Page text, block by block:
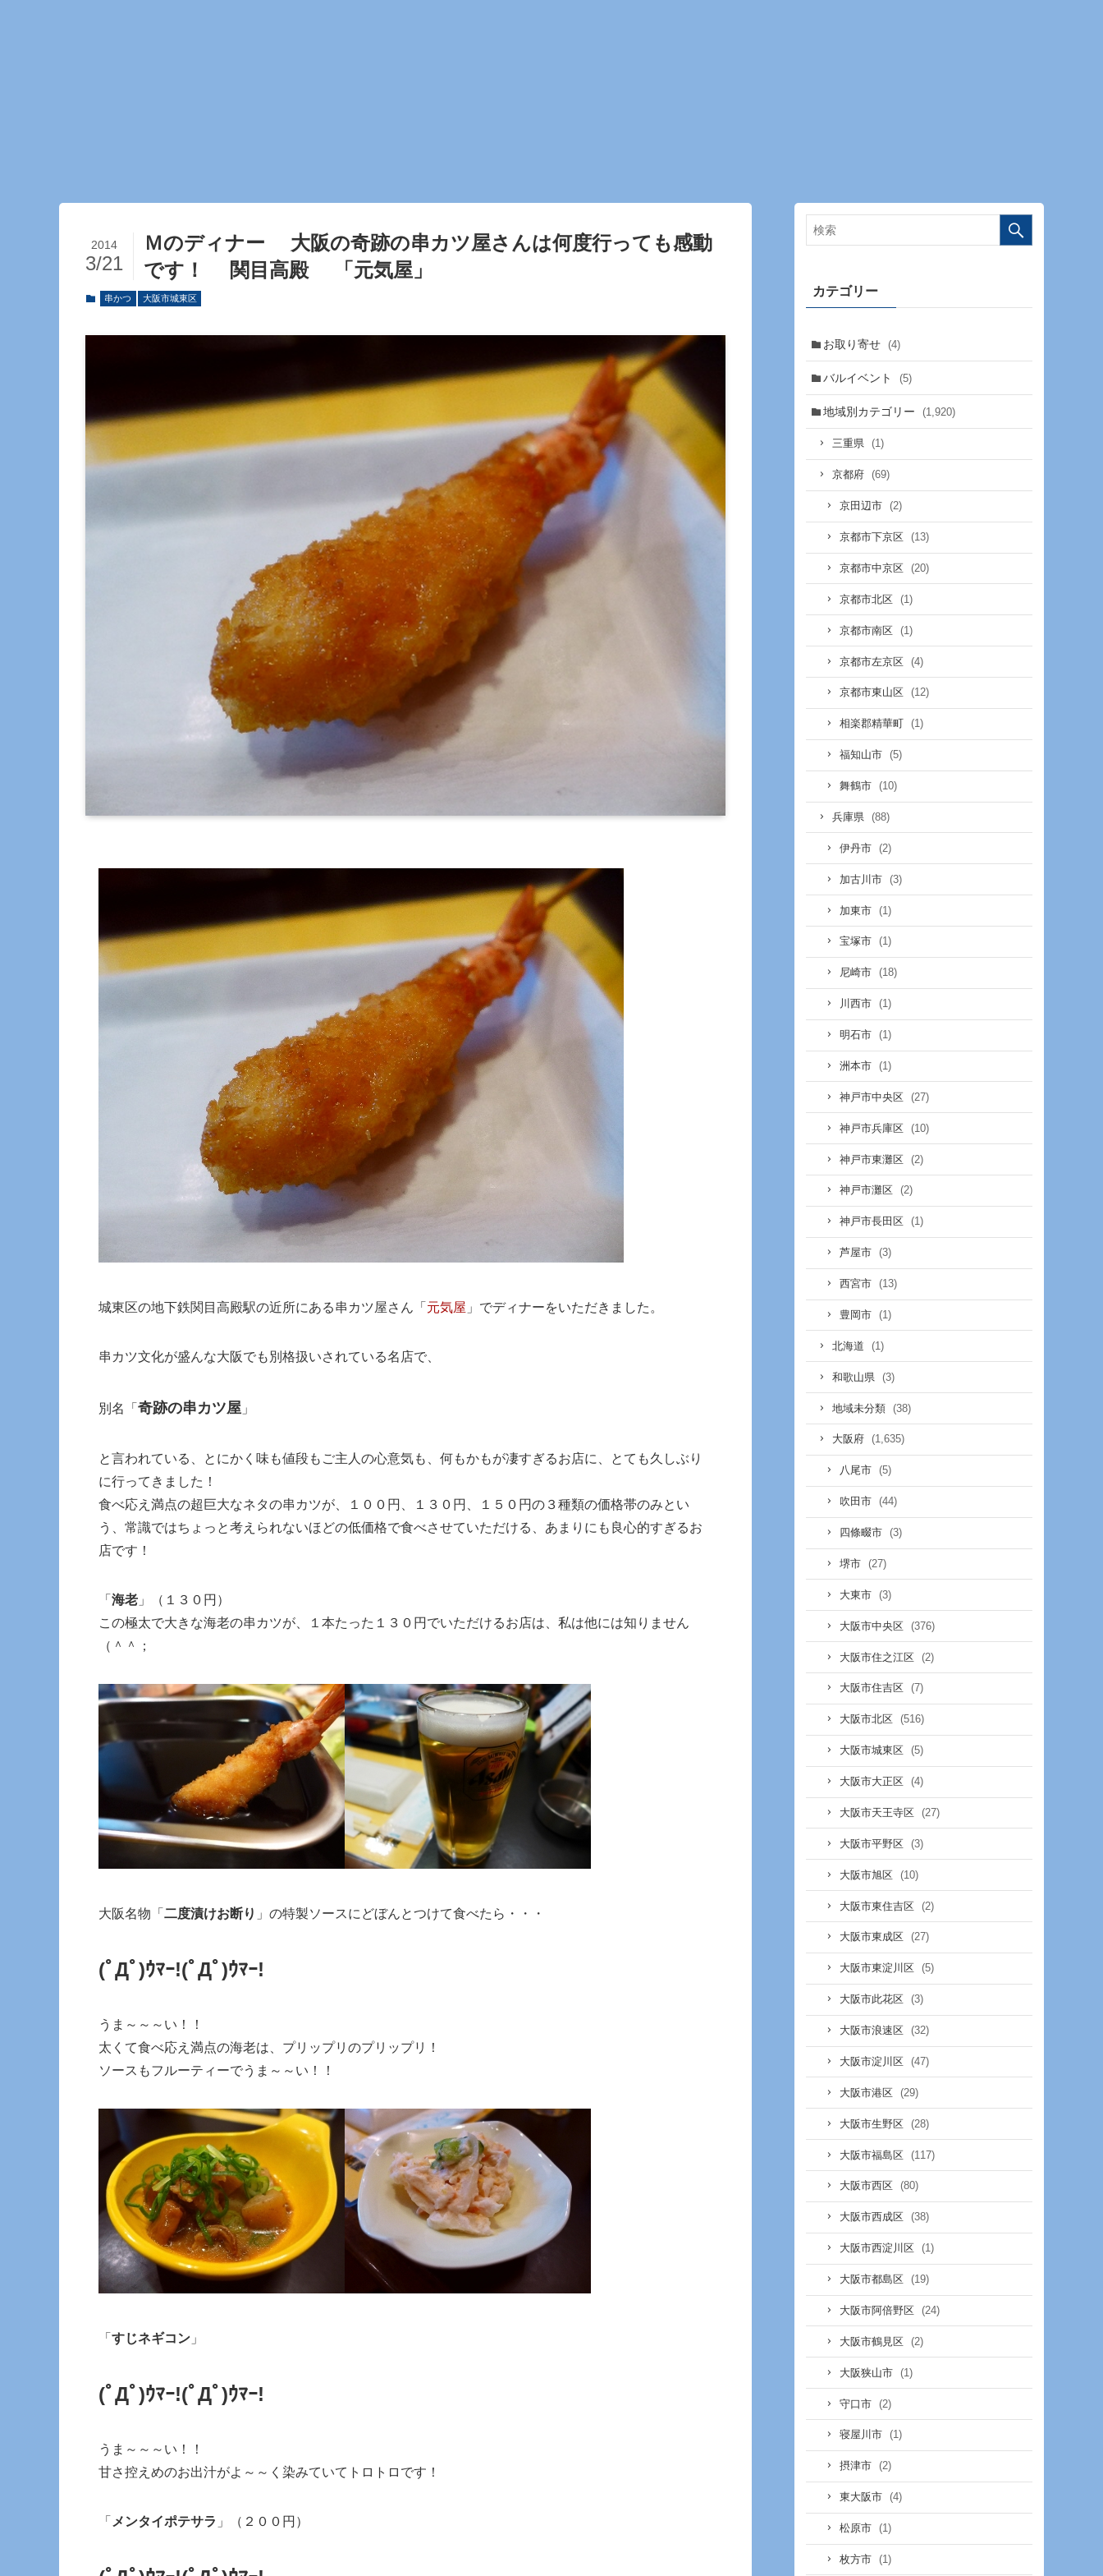
Ｍのディナー 大阪の奇跡の串カツ屋さんは何度行っても感動
です！ 関目高殿 「元気屋」
2014
3/21
串かつ 大阪市城東区
城東区の地下鉄関目高殿駅の近所にある串カツ屋さん「 元気屋 」でディナーをいただきました。
串カツ文化が盛んな大阪でも別格扱いされている名店で、
別名「 奇跡の串カツ屋 」
と言われている、とにかく味も値段もご主人の心意気も、何もかもが凄すぎるお店に、とても久しぶり
に行ってきました！
食べ応え満点の超巨大なネタの串カツが、１００円、１３０円、１５０円の３種類の価格帯のみとい
う、常識ではちょっと考えられないほどの低価格で食べさせていただける、あまりにも良心的すぎるお
店です！
「 海老 」（１３０円）
この極太で大きな海老の串カツが、１本たった１３０円でいただけるお店は、私は他には知りません
（＾＾；
大阪名物「 二度漬けお断り 」の特製ソースにどぼんとつけて食べたら・・・
(ﾟДﾟ)ｳﾏｰ!(ﾟДﾟ)ｳﾏｰ!
うま～～～い！！
太くて食べ応え満点の海老は、プリップリのプリップリ！
ソースもフルーティーでうま～～い！！
「 すじネギコン 」
(ﾟДﾟ)ｳﾏｰ!(ﾟДﾟ)ｳﾏｰ!
うま～～～い！！
甘さ控えめのお出汁がよ～～く染みていてトロトロです！
「 メンタイポテサラ 」（２００円）
カテゴリー
お取り寄せ (4)
バルイベント (5)
地域別カテゴリー (1,920)
三重県 (1)
京都府 (69)
京田辺市 (2)
京都市下京区 (13)
京都市中京区 (20)
京都市北区 (1)
京都市南区 (1)
京都市左京区 (4)
京都市東山区 (12)
相楽郡精華町 (1)
福知山市 (5)
舞鶴市 (10)
兵庫県 (88)
伊丹市 (2)
加古川市 (3)
加東市 (1)
宝塚市 (1)
尼崎市 (18)
川西市 (1)
明石市 (1)
洲本市 (1)
神戸市中央区 (27)
神戸市兵庫区 (10)
神戸市東灘区 (2)
神戸市灘区 (2)
神戸市長田区 (1)
芦屋市 (3)
西宮市 (13)
豊岡市 (1)
北海道 (1)
和歌山県 (3)
地域未分類 (38)
大阪府 (1,635)
八尾市 (5)
吹田市 (44)
四條畷市 (3)
堺市 (27)
大東市 (3)
大阪市中央区 (376)
大阪市住之江区 (2)
大阪市住吉区 (7)
大阪市北区 (516)
大阪市城東区 (5)
大阪市大正区 (4)
大阪市天王寺区 (27)
大阪市平野区 (3)
大阪市旭区 (10)
大阪市東住吉区 (2)
大阪市東成区 (27)
大阪市東淀川区 (5)
大阪市此花区 (3)
大阪市浪速区 (32)
大阪市淀川区 (47)
大阪市港区 (29)
大阪市生野区 (28)
大阪市福島区 (117)
大阪市西区 (80)
大阪市西成区 (38)
大阪市西淀川区 (1)
大阪市都島区 (19)
大阪市阿倍野区 (24)
大阪市鶴見区 (2)
大阪狭山市 (1)
守口市 (2)
寝屋川市 (1)
摂津市 (2)
東大阪市 (4)
松原市 (1)
枚方市 (1)